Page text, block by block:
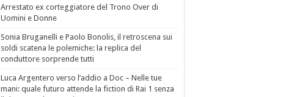
Arrestato ex corteggiatore del Trono Over di
Uomini e Donne
Sonia Bruganelli e Paolo Bonolis, il retroscena sui
soldi scatena le polemiche: la replica del
conduttore sorprende tutti
Luca Argentero verso l’addio a Doc – Nelle tue
mani: quale futuro attende la fiction di Rai 1 senza